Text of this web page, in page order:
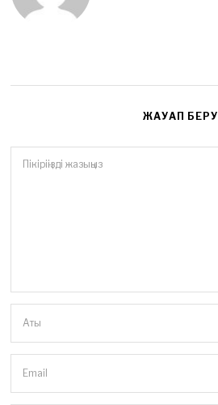
ЖАУАП БЕРУ